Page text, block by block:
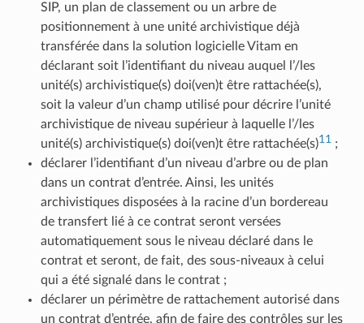
SIP, un plan de classement ou un arbre de
positionnement à une unité archivistique déjà
transférée dans la solution logicielle Vitam en
déclarant soit l’identifiant du niveau auquel l’/les
unité(s) archivistique(s) doi(ven)t être rattachée(s),
soit la valeur d’un champ utilisé pour décrire l’unité
archivistique de niveau supérieur à laquelle l’/les
unité(s) archivistique(s) doi(ven)t être rattachée(s)11;
déclarer l’identifiant d’un niveau d’arbre ou de plan
dans un contrat d’entrée. Ainsi, les unités
archivistiques disposées à la racine d’un bordereau
de transfert lié à ce contrat seront versées
automatiquement sous le niveau déclaré dans le
contrat et seront, de fait, des sous-niveaux à celui
qui a été signalé dans le contrat ;
déclarer un périmètre de rattachement autorisé dans
un contrat d’entrée, afin de faire des contrôles sur les